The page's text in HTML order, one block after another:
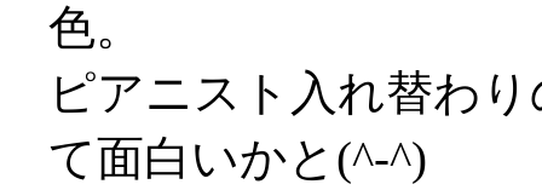
色。
ピアニスト入れ替わ
て面白いかと(^-^)